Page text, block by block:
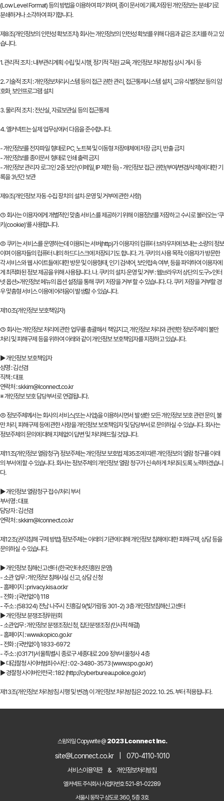
(Low Level Format) 등의 방법을 이용하여 파기하며, 종이 문서에 기록․저장된 개인정보는 분쇄기로
분쇄하거나 소각하여 파기합니다.
제8조(개인정보의 안전성 확보조치) 회사는 개인정보의 안전성 확보를 위해 다음과 같은 조치를 하고 있
습니다.
1. 관리적 조치 : 내부관리계획 수립 및 시행, 정기적 직원 교육, 개인정보 처리방침 상시 게시 등
2. 기술적 조치 : 개인정보처리시스템 등의 접근 권한 관리, 접근통제시스템 설치, 고유 식별정보 등의 암
호화, 보안프로그램 설치
3. 물리적 조치 : 전산실, 자료보관실 등의 접근통제
4. 엘커넥트는 실제 업무상에서 다음을 준수합니다.
- 개인정보를 전자파일 형태로 PC, 노트북 및 이동형 저장매체에 저장 금지, 반출 금지
- 개인정보를 종이문서 형태로 인쇄 출력 금지
- 개인정보 관리자 로그인 2중 보안 (이메일, IP 제한 등) - 개인정보 접근 권한(부여/변경/삭제)에 대한 기
록을 3년간 보관
제9조(개인정보 자동 수집 장치의 설치∙운영 및 거부에 관한 사항)
① 회사는 이용자에게 개별적인 맞춤 서비스를 제공하기 위해 이용정보를 저장하고 수시로 불러오는 ‘쿠
키(cookie)’를 사용합니다.
② 쿠키는 서비스를 운영하는데 이용되는 서버(http)가 이용자의 컴퓨터 브라우저에 보내는 소량의 정보
이며 이용자들의 컴퓨터 내의 하드디스크에 저장되기도 합니다. 가. 쿠키의 사용 목적: 이용자가 방문한
각 서비스와 웹 사이트들에 대한 방문 및 이용형태, 인기 검색어, 보안접속 여부, 등을 파악하여 이용자에
게 최적화된 정보 제공을 위해 사용됩니다. 나. 쿠키의 설치∙운영 및 거부 : 웹브라우저 상단의 도구>인터
넷 옵션>개인정보 메뉴의 옵션 설정을 통해 쿠키 저장을 거부 할 수 있습니다. 다. 쿠키 저장을 거부할 경
우 맞춤형 서비스 이용에 어려움이 발생할 수 있습니다.
제10조(개인정보 보호책임자)
① 회사는 개인정보 처리에 관한 업무를 총괄해서 책임지고, 개인정보 처리와 관련한 정보주체의 불만
처리 및 피해구제 등을 위하여 아래와 같이 개인정보 보호책임자를 지정하고 있습니다.
▶ 개인정보 보호책임자
성명 : 김선겸
직책 : 대표
연락처 : skkim@lconnect.co.kr
※ 개인정보 보호 담당부서로 연결됩니다.
② 정보주체께서는 회사의 서비스(또는 사업)을 이용하시면서 발생한 모든 개인정보 보호 관련 문의, 불
만 처리, 피해구제 등에 관한 사항을 개인정보 보호책임자 및 담당부서로 문의하실 수 있습니다. 회사는
정보주체의 문의에 대해 지체없이 답변 및 처리해드릴 것입니다.
제11조(개인정보 열람청구) 정보주체는 개인정보 보호법 제35조에 따른 개인정보의 열람 청구를 아래
의 부서에 할 수 있습니다. 회사는 정보주체의 개인정보 열람 청구가 신속하게 처리되도록 노력하겠습니
다.
▶ 개인정보 열람청구 접수/처리 부서
부서명 : 대표
담당자 : 김선겸
연락처 : skkim@lconnect.co.kr
제12조(권익침해 구제 방법) 정보주체는 아래의 기관에 대해 개인정보 침해에 대한 피해구제, 상담 등을
문의하실 수 있습니다.
▶ 개인정보 침해신고센터 (한국인터넷진흥원 운영)
- 소관 업무 : 개인정보 침해사실 신고, 상담 신청
- 홈페이지 : privacy.kisa.or.kr
- 전화 : (국번없이) 118
- 주소 : (58324) 전남 나주시 진흥길 9(빛가람동 301-2) 3층 개인정보침해신고센터
▶ 개인정보 분쟁조정위원회
- 소관업무 : 개인정보 분쟁조정신청, 집단분쟁조정 (민사적 해결)
- 홈페이지 : www.kopico.go.kr
- 전화 : (국번없이) 1833-6972
- 주소 : (03171)서울특별시 종로구 세종대로 209 정부서울청사 4층
▶ 대검찰청 사이버범죄수사단 : 02-3480-3573 (www.spo.go.kr)
▶ 경찰청 사이버안전국 : 182 (http://cyberbureau.police.go.kr)
제13조(개인정보 처리방침 시행 및 변경) 이 개인정보 처리방침은 2022. 10. 25. 부터 적용됩니다.
스윙와일 Copywrite @ 2023 Lconnect Inc.
site@Lconnect.co.kr 070-4110-1010
서비스이용약관 & 개인정보처리방침
엘커넥트 주식회사 사업자번호 521-81-02289
서울시 동작구 상도로 360, 5층 3호